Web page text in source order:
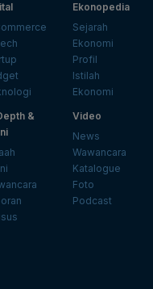
Ekonopedia
Sejarah
Ekonomi
Profil
Istilah
Ekonomi
&
Video
News
Wawancara
Katalogue
Foto
Podcast